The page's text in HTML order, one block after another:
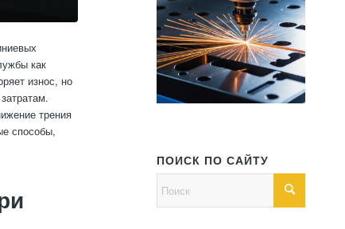
как
износ, но
трения
способы,
ПОИСК ПО САЙТУ